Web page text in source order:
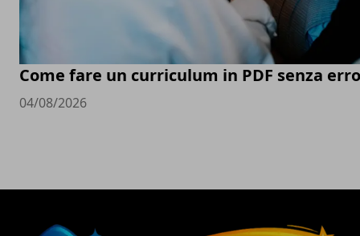
Come fare un curriculum in PDF senza
04/08/2026